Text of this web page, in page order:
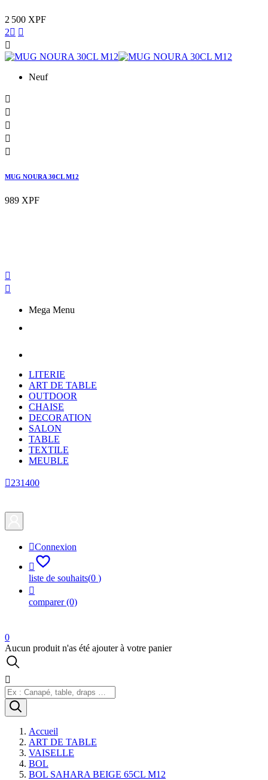
2 500 XPF
2 

Neuf





MUG NOURA 30CL M12
989 XPF


Mega Menu
LITERIE
ART DE TABLE
OUTDOOR
CHAISE
DECORATION
SALON
TABLE
TEXTILE
MEUBLE
231400
Connexion

liste de souhaits(0 )

comparer(0)
0
Aucun produit n'as été ajouter à votre panier

Accueil
ART DE TABLE
VAISELLE
BOL
BOL SAHARA BEIGE 65CL M12